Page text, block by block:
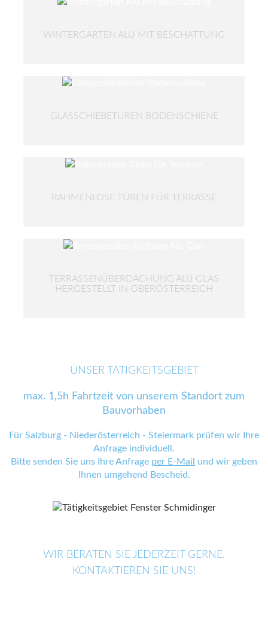
WINTERGARTEN ALU MIT BESCHATTUNG
GLASSCHIEBETÜREN BODENSCHIENE
RAHMENLOSE TÜREN FÜR TERRASSE
TERRASSENÜBERDACHUNG ALU GLAS
HERGESTELLT IN OBERÖSTERREICH
UNSER TÄTIGKEITSGEBIET
max. 1,5h Fahrtzeit von unserem Standort zum
Bauvorhaben
Für Salzburg - Niederösterreich - Steiermark prüfen wir Ihre
Anfrage individuell.
Bitte senden Sie uns Ihre Anfrage per E-Mail
und wir geben
Ihnen umgehend Bescheid.
WIR BERATEN SIE JEDERZEIT GERNE.
KONTAKTIEREN SIE UNS!